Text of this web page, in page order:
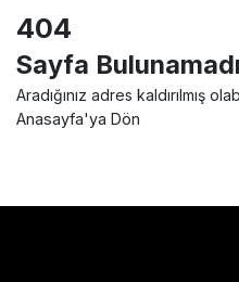
404
Sayfa
Aradığınız adres kaldırılmış
Anasayfa'ya Dön